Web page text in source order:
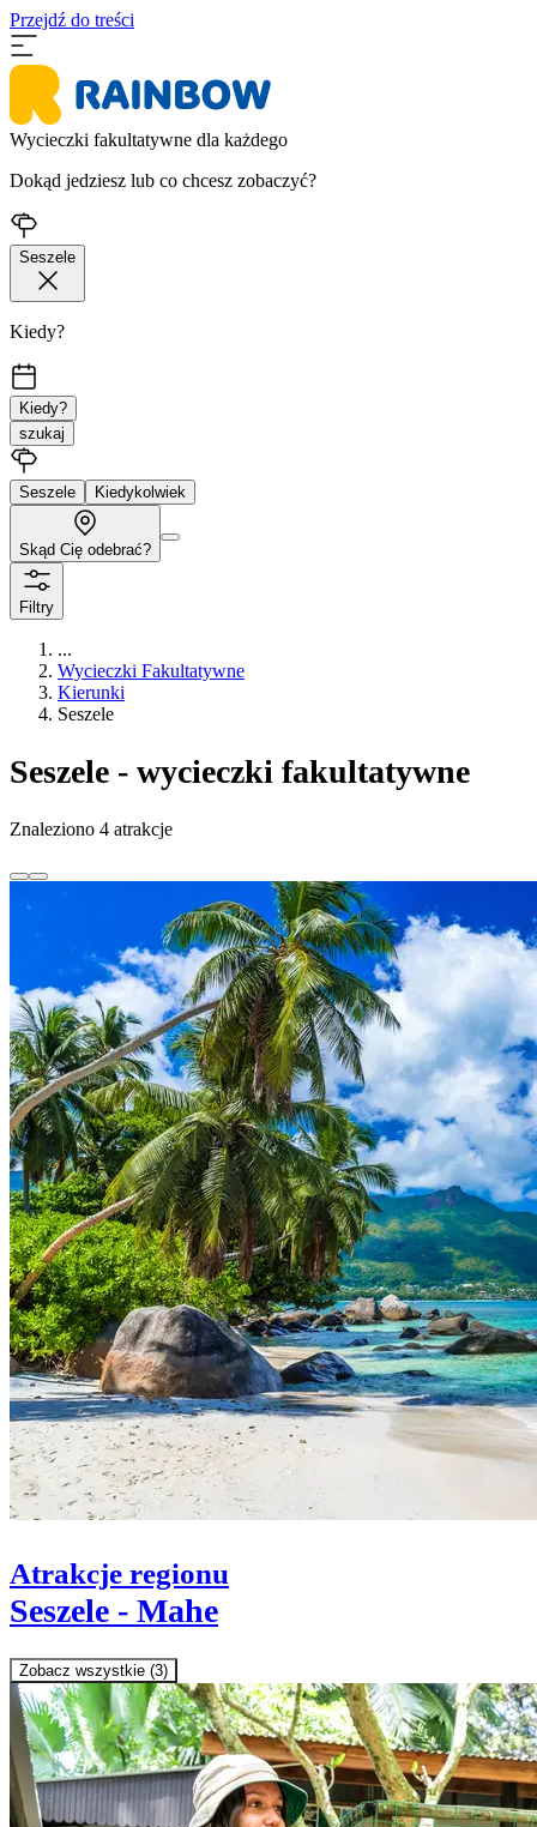
Przejdź do treści
Wycieczki fakultatywne dla każdego
Dokąd jedziesz lub co chcesz zobaczyć?
Seszele
Kiedy?
Kiedy?
szukaj
Seszele Kiedykolwiek
Skąd Cię odebrać?
Filtry
...
Wycieczki Fakultatywne
Kierunki
Seszele
Seszele - wycieczki fakultatywne
Znaleziono 4 atrakcje
Atrakcje regionu
Seszele - Mahe
Zobacz wszystkie (3)